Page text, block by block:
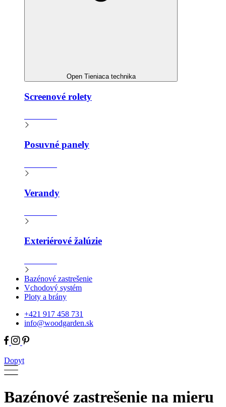
Open Tieniaca technika
Screenové rolety
Posuvné panely
Verandy
Exteriérové žalúzie
Bazénové zastrešenie
Vchodový systém
Ploty a brány
+421 917 458 731
info@woodgarden.sk
Dopyt
Bazénové zastrešenie na mieru